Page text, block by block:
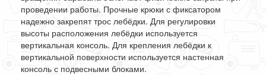
проведении работы. Прочные крюки с фиксатором
надежно закрепят трос лебёдки. Для регулировки
высоты расположения лебёдки используется
вертикальная консоль. Для крепления лебёдки к
вертикальной поверхности используется настенная
консоль с подвесными блоками.